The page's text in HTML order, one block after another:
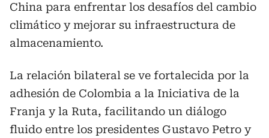
China para enfrentar los desafíos del cambio
climático y mejorar su infraestructura de
almacenamiento.
La relación bilateral se ve fortalecida por la
adhesión de Colombia a la Iniciativa de la
Franja y la Ruta, facilitando un diálogo
fluido entre los presidentes Gustavo Petro y